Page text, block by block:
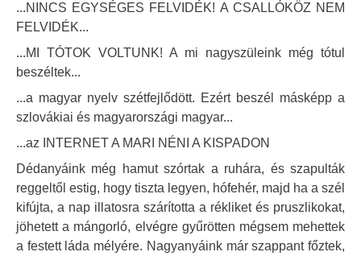
...NINCS EGYSÉGES FELVIDÉK! A CSALLÓKÖZ NEM
FELVIDÉK...
...MI TÓTOK VOLTUNK! A mi nagyszüleink még tótul
beszéltek...
...a magyar nyelv szétfejlődött. Ezért beszél másképp a
szlovákiai és magyarországi magyar...
...az INTERNET A MARI NÉNI A KISPADON
Dédanyáink még hamut szórtak a ruhára, és szapulták
reggeltől estig, hogy tiszta legyen, hófehér, majd ha a szél
kifújta, a nap illatosra szárította a rékliket és pruszlikokat,
jöhetett a mángorló, elvégre gyűrötten mégsem mehettek
a festett láda mélyére. Nagyanyáink már szappant főztek,